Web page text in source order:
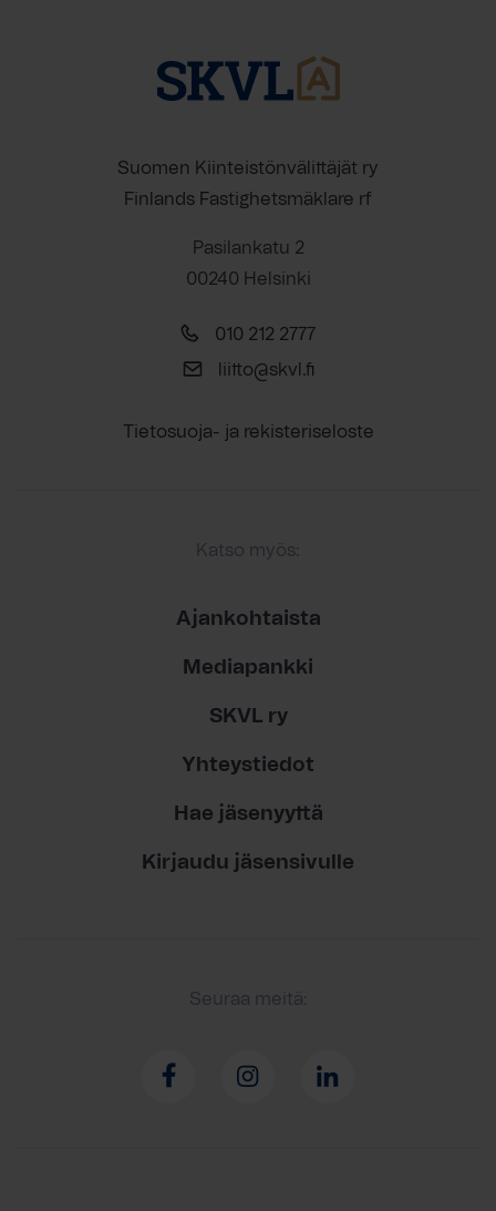
Suomen Kiinteistönvälittäjät ry
Finlands Fastighetsmäklare rf
Pasilankatu 2
00240 Helsinki
010 212 2777
liitto@skvl.fi
Tietosuoja- ja rekisteriseloste
Katso myös:
Ajankohtaista
Mediapankki
SKVL ry
Yhteystiedot
Hae jäsenyyttä
Kirjaudu jäsensivulle
Seuraa meitä: